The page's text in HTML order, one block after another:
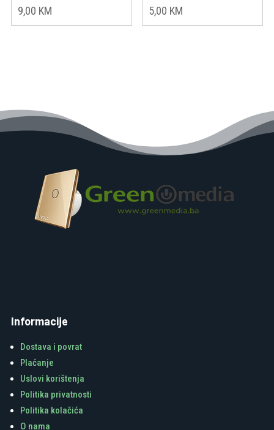
9,00 KM 5,00 KM
Informacije
Dostava i povrat
Plaćanje
Uslovi korištenja
Politika privatnosti
Politika kolačića
O nama